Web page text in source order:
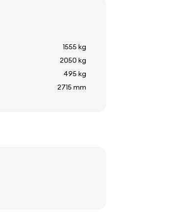
1555 kg
2050 kg
495 kg
2715 mm